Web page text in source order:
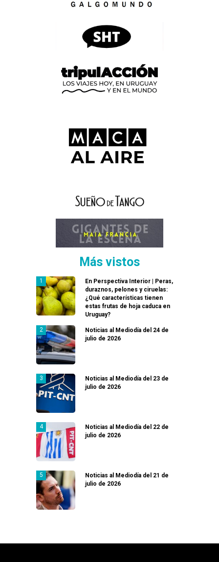
Más vistos
En Perspectiva Interior | Peras,
duraznos, pelones y ciruelas:
¿Qué características tienen
estas frutas de hoja caduca en
Uruguay?
Noticias al Mediodía del 24 de
julio de 2026
Noticias al Mediodía del 23 de
julio de 2026
Noticias al Mediodía del 22 de
julio de 2026
Noticias al Mediodía del 21 de
julio de 2026